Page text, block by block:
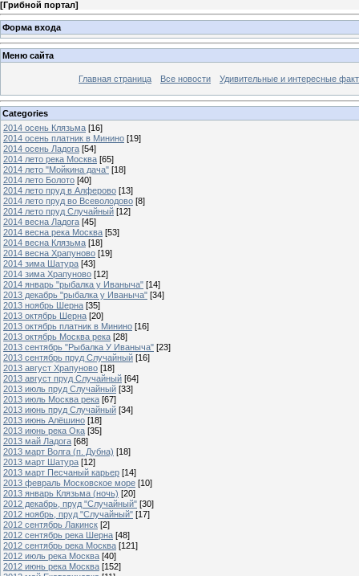
[Грибной портал]
Форма входа
Меню сайта
Главная страница Все новости Удивительные и интересные
Categories
2014 осень Клязьма [16]
2014 осень платник в Минино [19]
2014 осень Ладога [54]
2014 лето река Москва [65]
2014 лето "Мойкина дача" [18]
2014 лето Болото [40]
2014 лето пруд в Алферово [13]
2014 лето пруд во Всеволодово [8]
2014 лето пруд Случайный [12]
2014 весна Ладога [45]
2014 весна река Москва [53]
2014 весна Клязьма [18]
2014 весна Храпуново [19]
2014 зима Шатура [43]
2014 зима Храпуново [12]
2014 январь "рыбалка у Иваныча" [14]
2013 декабрь "рыбалка у Иваныча" [34]
2013 ноябрь Шерна [35]
2013 октябрь Шерна [20]
2013 октябрь платник в Минино [16]
2013 октябрь Москва река [28]
2013 сентябрь "Рыбалка У Иваныча" [23]
2013 сентябрь пруд Случайный [16]
2013 август Храпуново [18]
2013 август пруд Случайный [64]
2013 июль пруд Случайный [33]
2013 июль Москва река [67]
2013 июнь пруд Случайный [34]
2013 июнь Алёшино [18]
2013 июнь река Ока [35]
2013 май Ладога [68]
2013 март Волга (п. Дубна) [18]
2013 март Шатура [12]
2013 март Песчаный карьер [14]
2013 февраль Московское море [10]
2013 январь Клязьма (ночь) [20]
2012 декабрь, пруд "Случайный" [30]
2012 ноябрь, пруд "Случайный" [17]
2012 сентябрь Лакинск [2]
2012 сентябрь река Шерна [48]
2012 сентябрь река Москва [121]
2012 июль река Москва [40]
2012 июнь река Москва [152]